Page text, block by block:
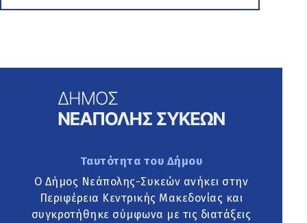
Ταυτότητα του Δήμου
Ο Δήμος Νεάπολης-Συκεών ανήκει στην
Περιφέρεια Κεντρικής Μακεδονίας και
συγκροτήθηκε σύμφωνα με τις διατάξεις